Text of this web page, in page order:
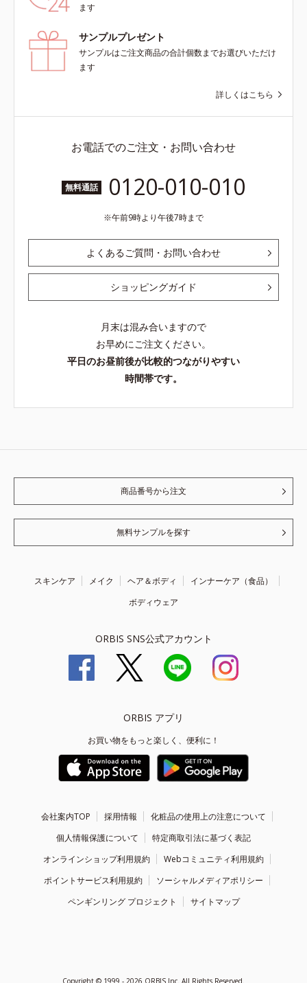
ます
サンプルプレゼント
サンプルはご注文商品の合計個数までお選びいただけ
ます
詳しくはこちら
お電話でのご注文・お問い合わせ
無料通話 0120-010-010
午前9時より午後7時まで
よくあるご質問・お問い合わせ
ショッピングガイド
月末は混み合いますので
お早めにご注文ください。
平日のお昼前後が比較的つながりやすい
時間帯です。
商品番号から注文
無料サンプルを探す
スキンケア メイク ヘア＆ボディ
インナーケア（食品）
ボディウェア
ORBIS SNS公式アカウント
ORBIS アプリ
お買い物をもっと楽しく、便利に！
会社案内TOP 採用情報
化粧品の使用上の注意について
個人情報保護について
特定商取引法に基づく表記
オンラインショップ利用規約
Webコミュニティ利用規約
ポイントサービス利用規約
ソーシャルメディアポリシー
ペンギンリング プロジェクト
サイトマップ